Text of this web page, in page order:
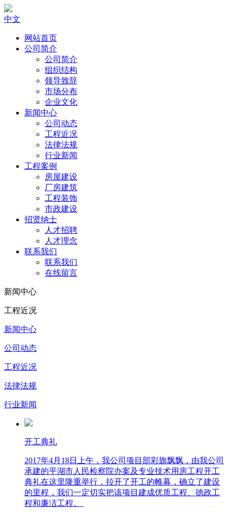
中文
网站首页
公司简介
公司简介
组织结构
领导致辞
市场分布
企业文化
新闻中心
公司动态
工程近况
法律法规
行业新闻
工程案例
房屋建设
厂房建筑
工程装饰
市政建设
招贤纳士
人才招聘
人才理念
联系我们
联系我们
在线留言
新闻中心
工程近况
新闻中心
公司动态
工程近况
法律法规
行业新闻
开工典礼
2017年4月18日上午，我公司项目部彩旗飘飘，由我公司
承建的平湖市人民检察院办案及专业技术用房工程开工
典礼在这里隆重举行，拉开了开工的帷幕，确立了建设
的里程，我们一定切实把该项目建成优质工程、德政工
程和廉洁工程。